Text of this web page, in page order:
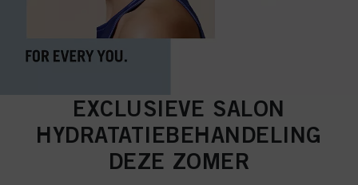
EXCLUSIEVE SALON
HYDRATATIEBEHANDELING
DEZE ZOMER